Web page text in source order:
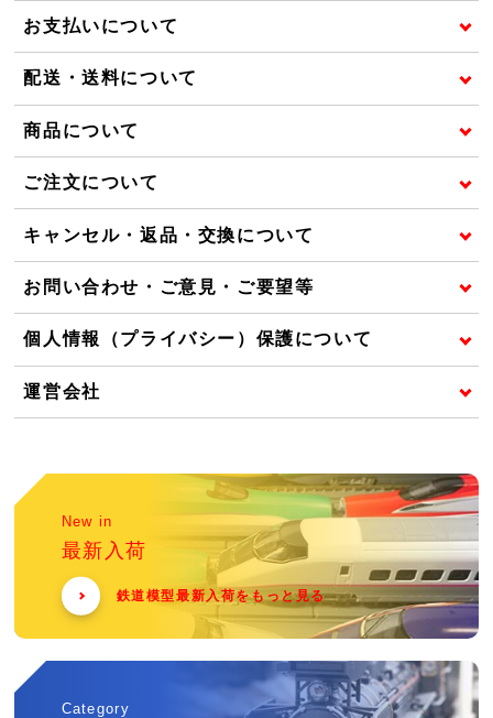
お支払いについて
配送・送料について
商品について
ご注文について
キャンセル・返品・交換について
お問い合わせ・ご意見・ご要望等
個人情報（プライバシー）保護について
運営会社
New in
最新入荷
鉄道模型最新入荷をもっと見る
Category